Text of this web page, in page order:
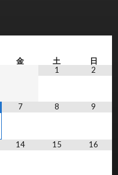
金 土
日
1
2
7 8 9
14 15 16